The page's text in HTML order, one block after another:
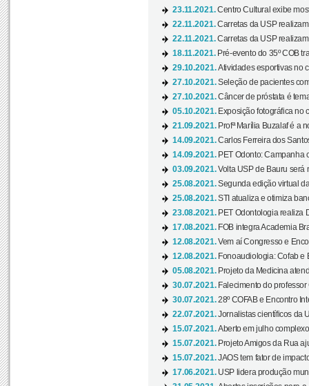
23.11.2021.Centro Cultural exibe
22.11.2021.Carretas da USP
22.11.2021.Carretas da USP
18.11.2021. Pré-evento do 35º COB
29.10.2021.Atividades esportivas no
27.10.2021.Seleção de pacientes
27.10.2021.Câncer de próstata é
05.10.2021. Exposição fotográfica no
21.09.2021. Profª Marília Buzalaf é a
14.09.2021.Carlos Ferreira dos
14.09.2021. PET Odonto: Campanha
03.09.2021.Volta USP de Bauru será
25.08.2021.Segunda edição virtual
25.08.2021.STI atualiza e otimiza
23.08.2021. PET Odontologia realiza
17.08.2021. FOB integra Academia
12.08.2021.Vem aí Congresso e
12.08.2021. Fonoaudiologia: Cofab e
05.08.2021. Projeto da Medicina
30.07.2021. Falecimento do
30.07.2021.28º COFAB e Encontro
22.07.2021.Jornalistas científicos da
15.07.2021.Aberto em julho
15.07.2021. Projeto Amigos da Rua
15.07.2021.JAOS tem fator de
17.06.2021. USP lidera produção